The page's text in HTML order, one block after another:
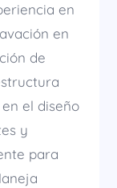
en
en
de
el diseño
y
para